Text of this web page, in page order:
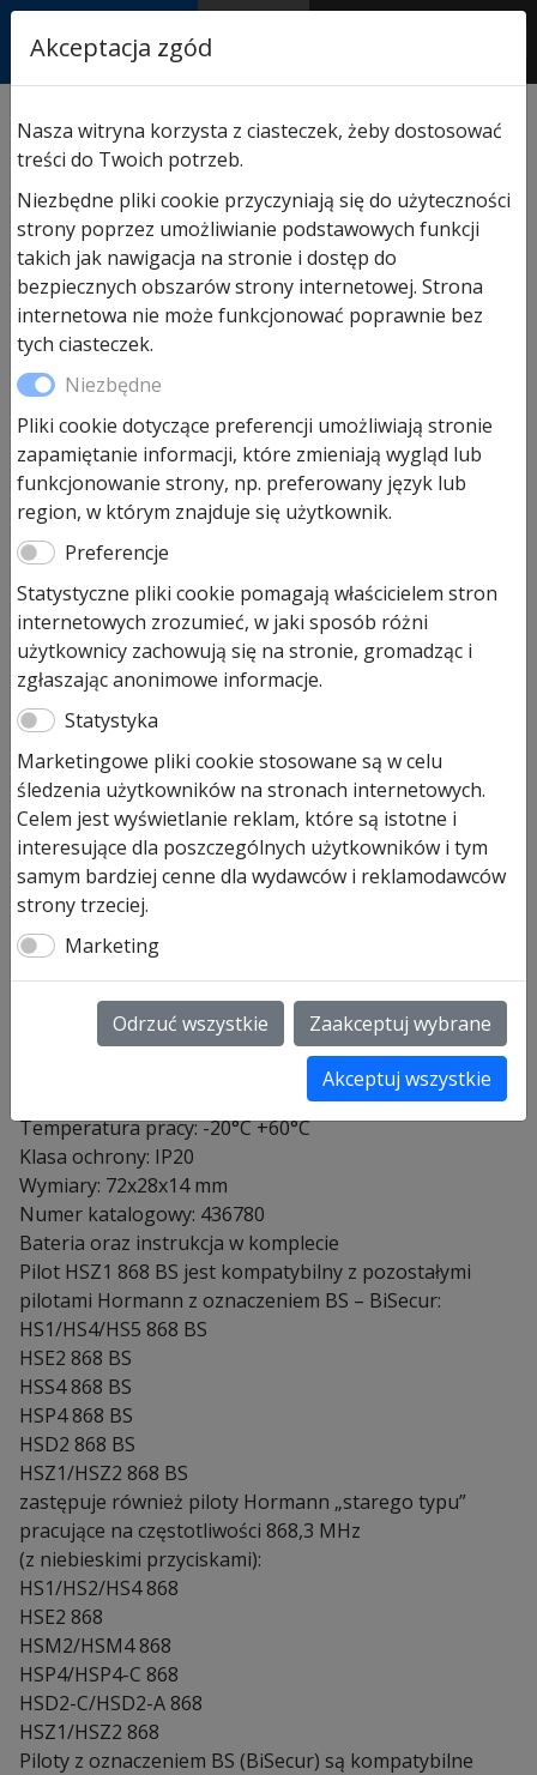
AUTORYZOWANY
PARTNER & SERWIS
Hormann/ Pilot Hormann HSZ 1 BS nadajnik 1-
kanałowy
Promocja!
Pilot Hormann HSZ 1 BS
nadajnik 1-kanałowy
214,00złPierwotna
cena
wynosiła:
214,00 zł.
171,00złAktualna
cena
wynosi:
171,00 zł.
Prezentowana cena jest ceną najniższą w ostatnich 30
dniach.
Produkt dostępny na zamówienie
ilość
Pilot
Hormann
HSZ
1
BS
nadajnik
1-
kanałowy
Dodaj do koszyka
Pilot Hormann HSZ 1 BS
Pilot Hormann HSZ 1 BS nadajnik 1-kanałowy –
samochodowej.
Nadajnik art.436780
Dane techniczne:
Liczba kanałów: 2
Zasilanie: 3 Vdc; bateria typ CR2032
Temperatura pracy: -20°C +60°C
Klasa ochrony: IP20
Wymiary: 72x28x14 mm
Numer katalogowy: 436780
Bateria oraz instrukcja w komplecie
Pilot HSZ1 868 BS jest kompatybilny z pozostałymi
pilotami Hormann z oznaczeniem BS – BiSecur:
HS1/HS4/HS5 868 BS
HSE2 868 BS
HSS4 868 BS
HSP4 868 BS
HSD2 868 BS
HSZ1/HSZ2 868 BS
zastępuje również piloty Hormann „starego typu”
pracujące na częstotliwości 868,3 MHz
(z niebieskimi przyciskami):
HS1/HS2/HS4 868
HSE2 868
HSM2/HSM4 868
HSP4/HSP4-C 868
HSD2-C/HSD2-A 868
HSZ1/HSZ2 868
Piloty z oznaczeniem BS (BiSecur) są kompatybilne
Akceptacja zgód
Nasza witryna korzysta z ciasteczek, żeby dostosować
treści do Twoich potrzeb.
Niezbędne pliki cookie przyczyniają się do użyteczności
strony poprzez umożliwianie podstawowych funkcji
takich jak nawigacja na stronie i dostęp do
bezpiecznych obszarów strony internetowej. Strona
internetowa nie może funkcjonować poprawnie bez
tych ciasteczek.
Niezbędne
Pliki cookie dotyczące preferencji umożliwiają stronie
zapamiętanie informacji, które zmieniają wygląd lub
funkcjonowanie strony, np. preferowany język lub
region, w którym znajduje się użytkownik.
Preferencje
Statystyczne pliki cookie pomagają właścicielem stron
internetowych zrozumieć, w jaki sposób różni
użytkownicy zachowują się na stronie, gromadząc i
zgłaszając anonimowe informacje.
Statystyka
Marketingowe pliki cookie stosowane są w celu
śledzenia użytkowników na stronach internetowych.
Celem jest wyświetlanie reklam, które są istotne i
interesujące dla poszczególnych użytkowników i tym
samym bardziej cenne dla wydawców i reklamodawców
strony trzeciej.
Marketing
Odrzuć wszystkie Zaakceptuj wybrane
Akceptuj wszystkie